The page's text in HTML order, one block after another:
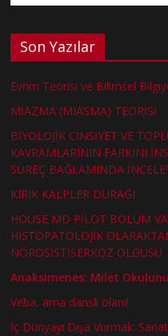
Son Yazılar
Evrim Teorisi ve Bilimsel
MİAZMA (MIASMA) TEORİSİ
BİYOLOJİK CİNSİYET VE
KAVRAMLARININ FARKINI
SÜREÇ BAĞLAMINDA
KIRIK KALPLER DURAĞI
HOUSE MD PİLOT BÖLÜM
HİSTOPATOLOJİK
NÖROSİSTİSERKOZ OLGUSU
Anaksimenes: Milet
Veba, ama danslı olanı!
İç Dünyayı Dışa Vurmak: